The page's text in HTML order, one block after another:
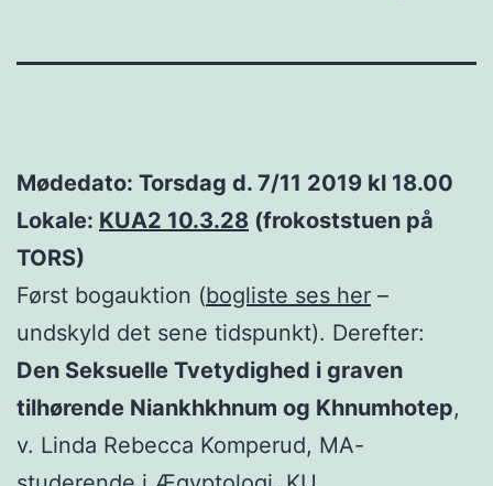
Mødedato: Torsdag d. 7/11 2019 kl 18.00
Lokale: KUA2 10.3.28 (frokoststuen på
TORS)
Først bogauktion (bogliste ses her –
undskyld det sene tidspunkt). Derefter:
Den Seksuelle Tvetydighed i graven
tilhørende Niankhkhnum og Khnumhotep,
v. Linda Rebecca Komperud, MA-